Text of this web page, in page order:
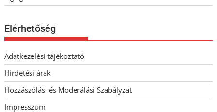
Elérhetőség
Adatkezelési tájékoztató
Hirdetési árak
Hozzászólási és Moderálási Szabályzat
Impresszum